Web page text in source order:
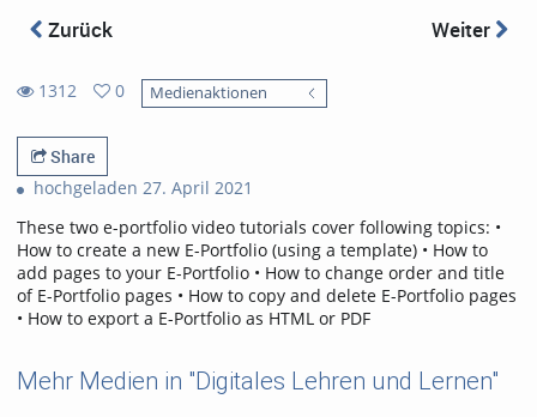
Zurück Weiter
1312
views
0
favorites
Medienaktionen
Share
hochgeladen 27. April 2021
These two e-portfolio video tutorials cover following topics: •
How to create a new E-Portfolio (using a template) • How to
add pages to your E-Portfolio • How to change order and title
of E-Portfolio pages • How to copy and delete E-Portfolio pages
• How to export a E-Portfolio as HTML or PDF
Mehr Medien in "Digitales Lehren und Lernen"